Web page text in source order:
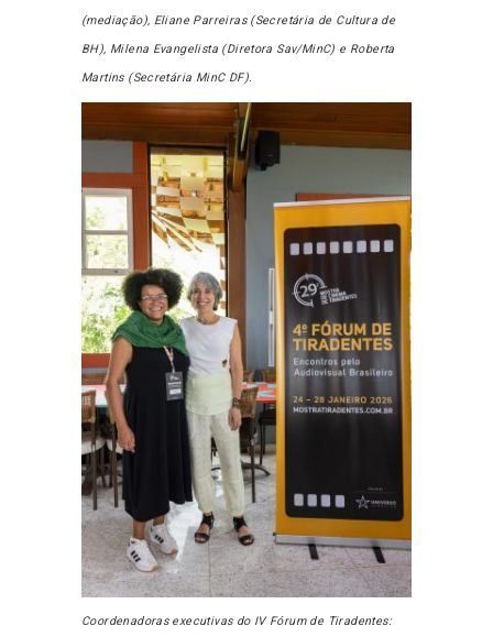
(mediação), Eliane Parreiras (Secretária de Cultura de
BH), Milena Evangelista (Diretora Sav/MinC) e Roberta
Martins (Secretária MinC DF).
Coordenadoras executivas do IV Fórum de Tiradentes: